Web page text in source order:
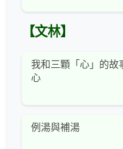
【文林】
我和三顆「心」的故
心
例湯與補湯